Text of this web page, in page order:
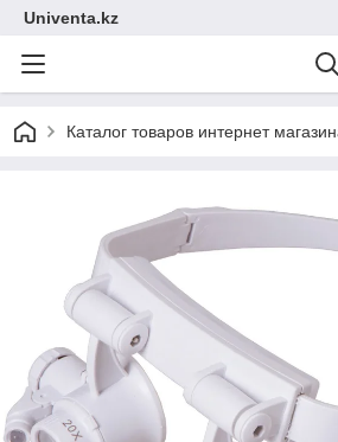
Univenta.kz
Каталог товаров интернет